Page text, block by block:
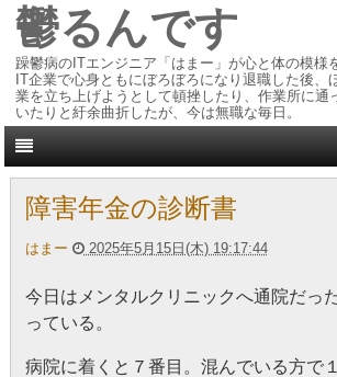
鬱るんです
躁鬱病のITエンジニア「はまー」が心と体の模様
IT企業で心身ともにぼろぼろになり退職した後、
業を立ち上げようとして頓挫したり、作業所に通
いたりと紆余曲折したが、今は無職な毎日。
障害年金の診断書
はまー 2025年5月15日(木) 19:17:44
今日はメンタルクリニックへ通院だっ
っている。
病院に着くと７番目。混んでいる方で